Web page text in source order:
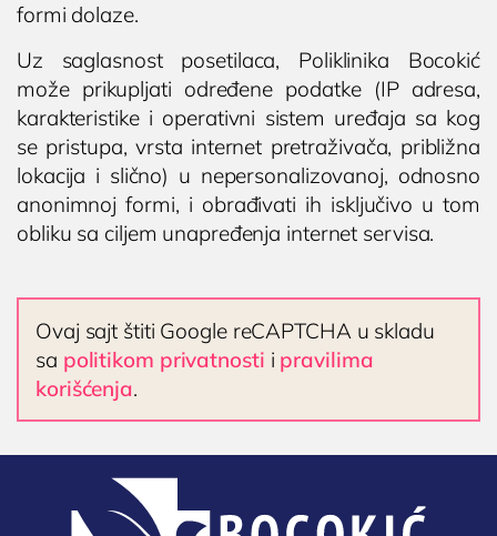
Pregled imunologa
Dijagnostika alergija
Ispitivanje oslabljenog imuniteta
Tromesečna transformacija: Od hronične
upale do trajnog zdravlja
OPŠTA I INTERNA MEDICINA
OPŠTA MEDICINA
Lekar opšte prakse
KARDIOLOGIJA
Kardiolog
EHO srca (ultrazvuk ili ehokardiografija srca)
Dečija kardiologija
NEFROLOGIJA

Dodirnite za poziv
(061) 63-23-053
Nikoletine Bursaća 8,
18000 Niš, Srbija
formi dolaze.
Uz saglasnost posetilaca, Poliklinika Bocokić
može prikupljati određene podatke (IP adresa,
karakteristike i operativni sistem uređaja sa kog
se pristupa, vrsta internet pretraživača, približna
lokacija i slično) u nepersonalizovanoj, odnosno
anonimnoj formi, i obrađivati ih isključivo u tom
obliku sa ciljem unapređenja internet servisa.
Ovaj sajt štiti Google reCAPTCHA u skladu
sa politikom privatnosti i pravilima
korišćenja.